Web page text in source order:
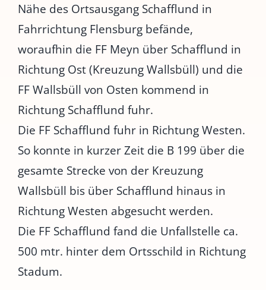
Nähe des Ortsausgang Schafflund in
Fahrrichtung Flensburg befände,
woraufhin die FF Meyn über Schafflund in
Richtung Ost (Kreuzung Wallsbüll) und die
FF Wallsbüll von Osten kommend in
Richtung Schafflund fuhr.
Die FF Schafflund fuhr in Richtung Westen.
So konnte in kurzer Zeit die B 199 über die
gesamte Strecke von der Kreuzung
Wallsbüll bis über Schafflund hinaus in
Richtung Westen abgesucht werden.
Die FF Schafflund fand die Unfallstelle ca.
500 mtr. hinter dem Ortsschild in Richtung
Stadum.